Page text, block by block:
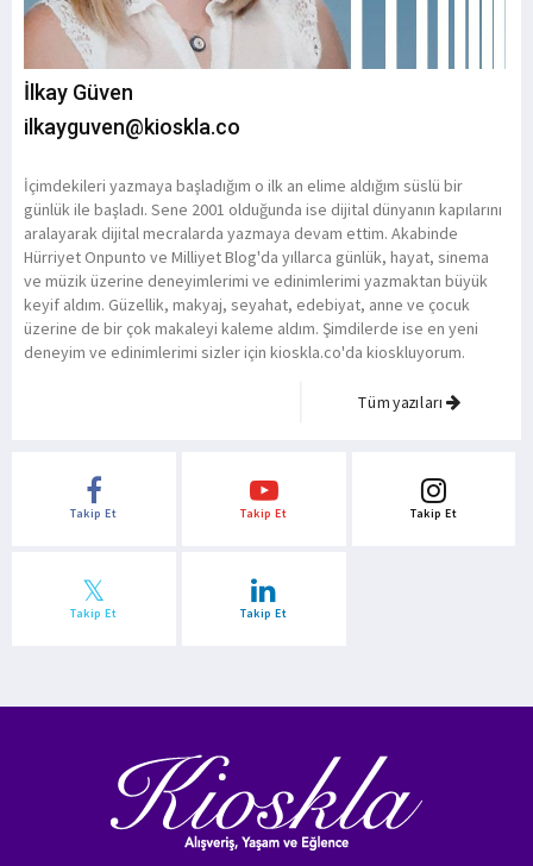
İlkay Güven
ilkayguven@kioskla.co
İçimdekileri yazmaya başladığım o ilk an elime aldığım süslü bir
günlük ile başladı. Sene 2001 olduğunda ise dijital dünyanın kapılarını
aralayarak dijital mecralarda yazmaya devam ettim. Akabinde
Hürriyet Onpunto ve Milliyet Blog'da yıllarca günlük, hayat, sinema
ve müzik üzerine deneyimlerimi ve edinimlerimi yazmaktan büyük
keyif aldım. Güzellik, makyaj, seyahat, edebiyat, anne ve çocuk
üzerine de bir çok makaleyi kaleme aldım. Şimdilerde ise en yeni
deneyim ve edinimlerimi sizler için kioskla.co'da kioskluyorum.
Tüm yazıları
Takip Et Takip Et Takip Et
Takip Et Takip Et